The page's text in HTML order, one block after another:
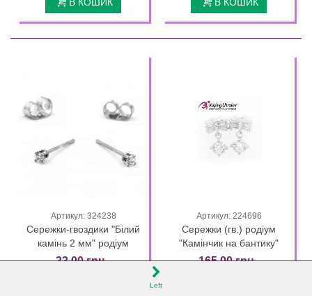
Артикул: 324238
Сережки-гвоздики "Білий
камінь 2 мм" родіум
33,00 грн.
Артикул: 224696
Сережки (гв.) родіум
"Камінчик на бантику"
165,00 грн.
Left